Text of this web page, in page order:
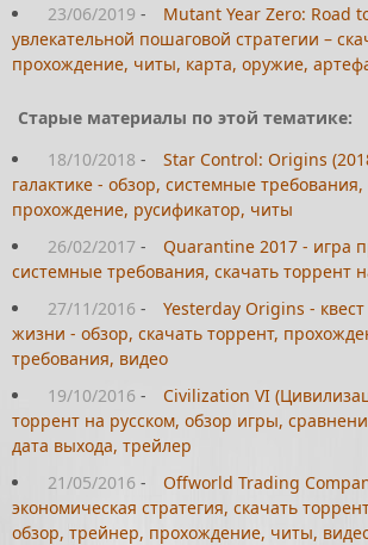
23/06/2019 -
Mutant Year Zero: Road
увлекательной пошаговой стратегии –
прохождение, читы, карта, оружие,
Старые материалы по этой тематике:
18/10/2018 -
Star Control: Origins
галактике - обзор, системные требования,
прохождение, русификатор, читы
26/02/2017 -
Quarantine 2017 - игра
системные требования, скачать торрент
27/11/2016 -
Yesterday Origins -
жизни - обзор, скачать торрент,
требования, видео
19/10/2016 -
Civilization VI
торрент на русском, обзор игры,
дата выхода, трейлер
21/05/2016 -
Offworld Trading
экономическая стратегия, скачать
обзор, трейнер, прохождение, читы,